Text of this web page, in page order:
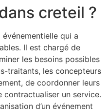
creteil ?
événementielle qui a
Il est chargé de
les besoins possibles
traitants, les concepteurs
de coordonner leurs
contractualiser un service.
d’un événement